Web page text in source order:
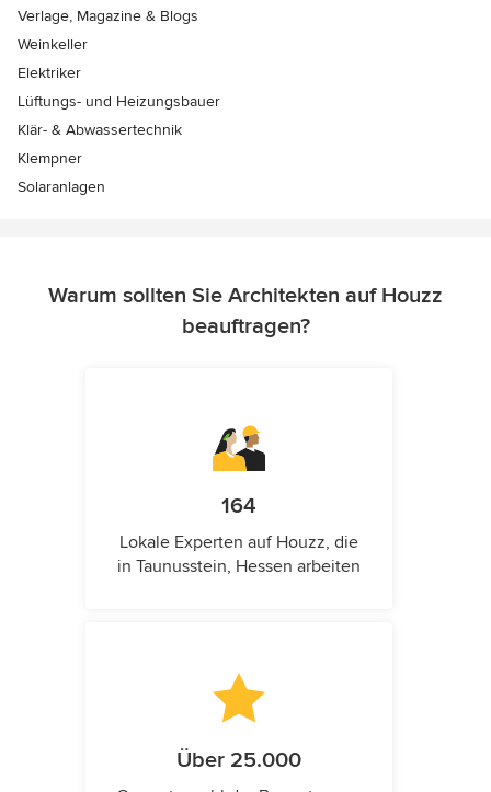
Verlage, Magazine & Blogs
Weinkeller
Elektriker
Lüftungs- und Heizungsbauer
Klär- & Abwassertechnik
Klempner
Solaranlagen
Warum sollten Sie Architekten auf Houzz
beauftragen?
164
Lokale Experten auf Houzz, die
in Taunusstein, Hessen arbeiten
Über 25.000